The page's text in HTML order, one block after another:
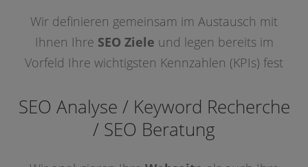
Wir definieren gemeinsam im Austausch mit
Ihnen Ihre SEO Ziele und legen bereits im
Vorfeld Ihre wichtigsten Kennzahlen (KPIs) fest
SEO Analyse / Keyword Recherche
/ SEO Beratung